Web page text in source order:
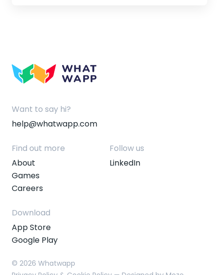
Want to say hi?
help@whatwapp.com
Find out more
About
Games
Careers
Follow us
LinkedIn
Download
App Store
Google Play
© 2026 Whatwapp